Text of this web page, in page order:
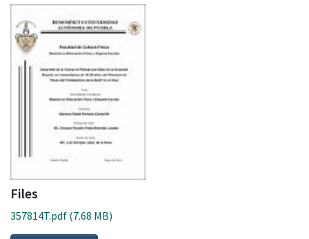
Files
357814T.pdf (7.68 MB)